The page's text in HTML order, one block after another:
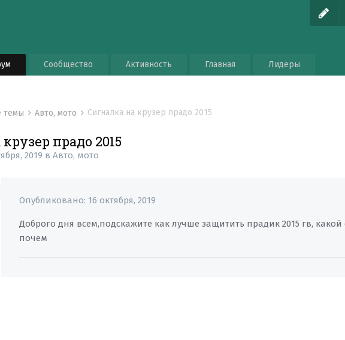
Сообщество Активность Главная Лидеры
темы Авто, мото Сигналка на крузер прадо 2015
прадо 2015
2019 вАвто, мото
Опубликовано: 16 октября, 2019
Доброго дня всем,подскажите как лучше защитить прадик 2015 гв,
почем